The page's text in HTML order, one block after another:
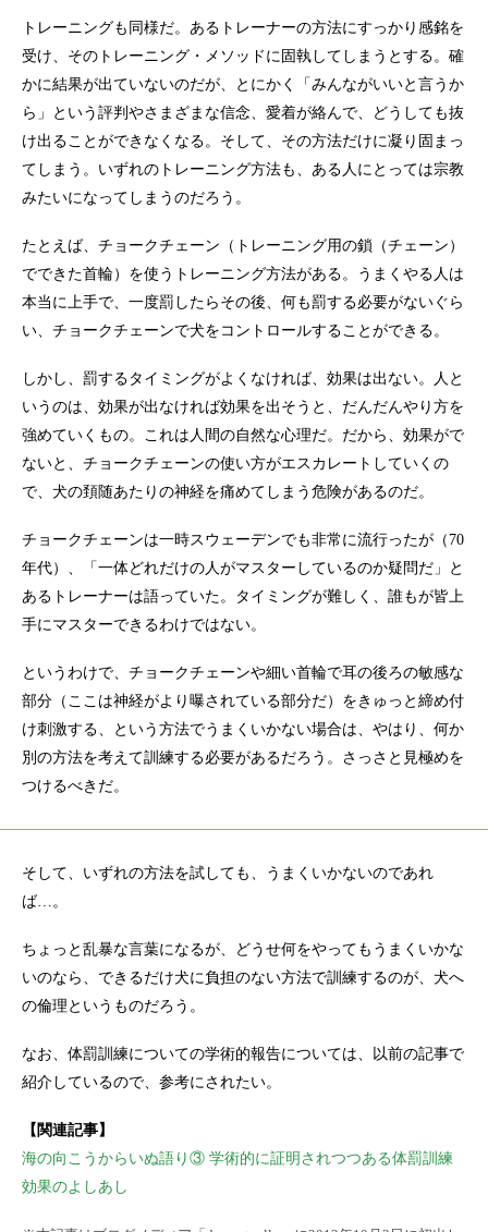
トレーニングも同様だ。あるトレーナーの方法にすっかり感銘を
受け、そのトレーニング・メソッドに固執してしまうとする。確
かに結果が出ていないのだが、とにかく「みんながいいと言うか
ら」という評判やさまざまな信念、愛着が絡んで、どうしても抜
け出ることができなくなる。そして、その方法だけに凝り固まっ
てしまう。いずれのトレーニング方法も、ある人にとっては宗教
みたいになってしまうのだろう。
たとえば、チョークチェーン（トレーニング用の鎖（チェーン）
でできた首輪）を使うトレーニング方法がある。うまくやる人は
本当に上手で、一度罰したらその後、何も罰する必要がないぐら
い、チョークチェーンで犬をコントロールすることができる。
しかし、罰するタイミングがよくなければ、効果は出ない。人と
いうのは、効果が出なければ効果を出そうと、だんだんやり方を
強めていくもの。これは人間の自然な心理だ。だから、効果がで
ないと、チョークチェーンの使い方がエスカレートしていくの
で、犬の頚随あたりの神経を痛めてしまう危険があるのだ。
チョークチェーンは一時スウェーデンでも非常に流行ったが（70
年代）、「一体どれだけの人がマスターしているのか疑問だ」と
あるトレーナーは語っていた。タイミングが難しく、誰もが皆上
手にマスターできるわけではない。
というわけで、チョークチェーンや細い首輪で耳の後ろの敏感な
部分（ここは神経がより曝されている部分だ）をきゅっと締め付
け刺激する、という方法でうまくいかない場合は、やはり、何か
別の方法を考えて訓練する必要があるだろう。さっさと見極めを
つけるべきだ。
そして、いずれの方法を試しても、うまくいかないのであれ
ば…。
ちょっと乱暴な言葉になるが、どうせ何をやってもうまくいかな
いのなら、できるだけ犬に負担のない方法で訓練するのが、犬へ
の倫理というものだろう。
なお、体罰訓練についての学術的報告については、以前の記事で
紹介しているので、参考にされたい。
【関連記事】
海の向こうからいぬ語り③ 学術的に証明されつつある体罰訓練
効果のよしあし